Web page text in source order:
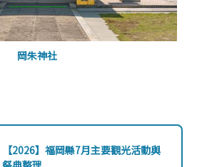
岡朱神社
【2026】福岡縣7月主要觀光活動與